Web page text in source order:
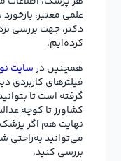
علمی معتبر،
دکتر، جهت بررسی
کرده‌ایم.
همچنین درسایت
فیلترهای کاربردی
گرفته است تا
کشاورز تا کوچه
نهایت هم اگر
می‌توانید به‌راحتی
بررسی کنید.